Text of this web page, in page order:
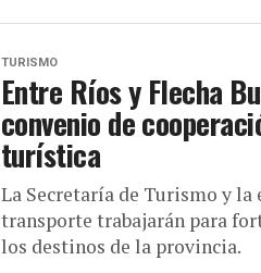
TURISMO
Entre Ríos y Flecha
convenio de
turística
La Secretaría de Turismo y la
transporte trabajarán para
los destinos de la provincia.